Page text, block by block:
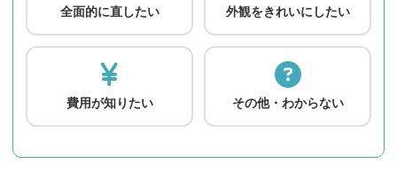
全面的に直したい 外観をきれいにしたい
費用が知りたい その他・わからない